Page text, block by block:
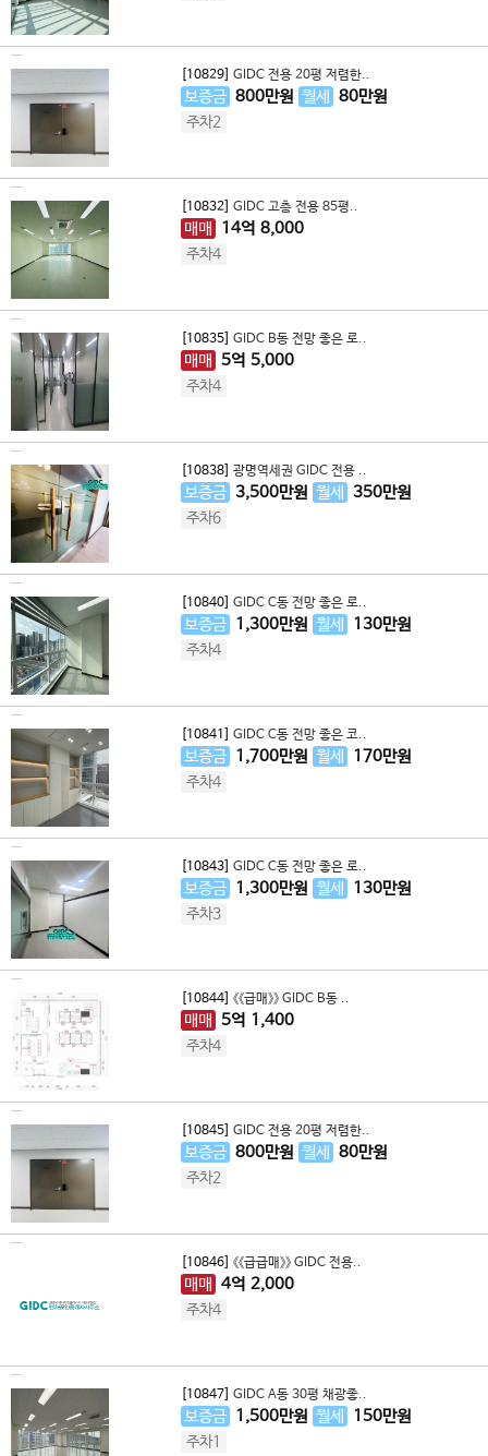
[10829] GIDC 전용 20평 저렴한..
보증금 800만원 월세 80만원
주차2
[10832] GIDC 고층 전용 85평..
매매 14억 8,000
주차4
[10835] GIDC B동 전망 좋은 로..
매매 5억 5,000
주차4
[10838] 광명역세권 GIDC 전용 ..
보증금 3,500만원 월세 350만원
주차6
[10840] GIDC C동 전망 좋은 로..
보증금 1,300만원 월세 130만원
주차4
[10841] GIDC C동 전망 좋은 코..
보증금 1,700만원 월세 170만원
주차4
[10843] GIDC C동 전망 좋은 로..
보증금 1,300만원 월세 130만원
주차3
[10844] 《《급매》》 GIDC B동 ..
매매 5억 1,400
주차4
[10845] GIDC 전용 20평 저렴한..
보증금 800만원 월세 80만원
주차2
[10846] 《《급급매》》 GIDC 전용..
매매 4억 2,000
주차4
[10847] GIDC A동 30평 채광좋..
보증금 1,500만원 월세 150만원
주차1